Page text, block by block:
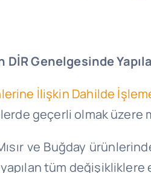
DİR Genelgesinde
İlişkin Dahilde
geçerli olmak
ve Buğday
tüm